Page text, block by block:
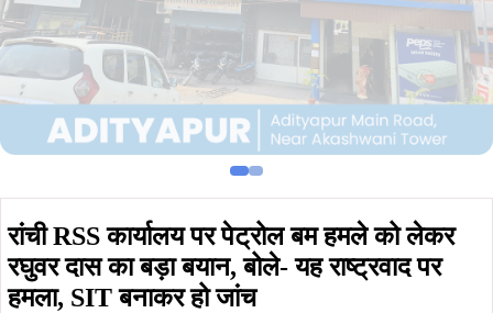
रांची RSS कार्यालय पर पेट्रोल बम हमले को लेकर
रघुवर दास का बड़ा बयान, बोले- यह राष्ट्रवाद पर
हमला, SIT बनाकर हो जांच